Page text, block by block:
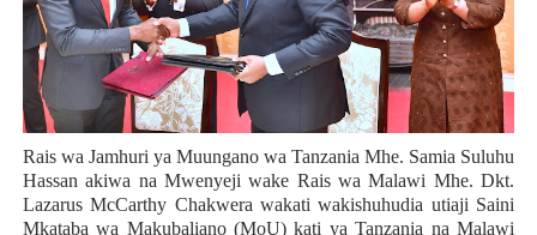
Rais wa Jamhuri ya Muungano wa Tanzania Mhe. Samia Suluhu
Hassan akiwa na Mwenyeji wake Rais wa Malawi Mhe. Dkt.
Lazarus McCarthy Chakwera wakati wakishuhudia utiaji Saini
Mkataba wa Makubaliano (MoU) kati ya Tanzania na Malawi